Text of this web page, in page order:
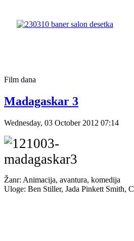
Film dana
Madagaskar 3
Wednesday, 03 October 2012 07:14
Žanr: Animacija, avantura, komedija
Uloge: Ben Stiller, Jada Pinkett Smith,